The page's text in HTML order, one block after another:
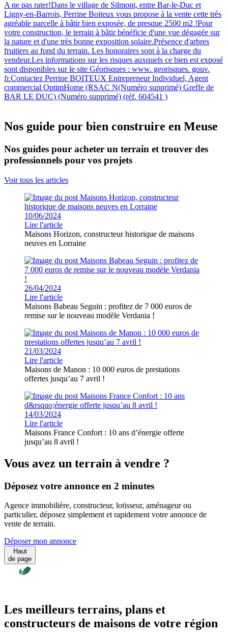
A ne pas rater!Dans le village de Silmont, entre Bar-le-Duc et
Ligny-en-Barrois, Perrine Boiteux vous propose à la vente cette très
agréable parcelle à bâtir bien exposée, de presque 2500 m2 !Pour
votre construction, le terrain à bâtir bénéficie d'une vue dégagée sur
la nature et d'une très bonne exposition solaire.Présence d'arbres
fruitiers au fond du terrain. Les honoraires sont à la charge du
vendeur.Les informations sur les risques auxquels ce bien est exposé
sont disponibles sur le site Géorisques : www. georisques. gouv.
fr.Contactez Perrine BOITEUX Entrepreneur Individuel, Agent
commercial OptimHome (RSAC N(Numéro supprimé) Greffe de
BAR LE DUC) (Numéro supprimé) (réf. 604541 )
Nos guide pour bien construire en Meuse
Nos guides pour acheter un terrain et trouver des
professionnels pour vos projets
Voir tous les articles
10/06/2024
Lire l'article
Maisons Horizon, constructeur historique de maisons
neuves en Lorraine
26/04/2024
Lire l'article
Maisons Babeau Seguin : profitez de 7 000 euros de
remise sur le nouveau modèle Verdania !
21/03/2024
Lire l'article
Maisons de Manon : 10 000 euros de prestations
offertes jusqu’au 7 avril !
14/03/2024
Lire l'article
Maisons France Confort : 10 ans d’énergie offerte
jusqu’au 8 avril !
Vous avez un terrain à vendre ?
Déposez votre annonce en 2 minutes
Agence immobilière, constructeur, lotisseur, aménageur ou
particulier, déposez simplement et rapidement votre annonce de
vente de terrain.
Déposer mon annonce
Haut
de page
Les meilleurs terrains, plans et
constructeurs de maisons de votre région